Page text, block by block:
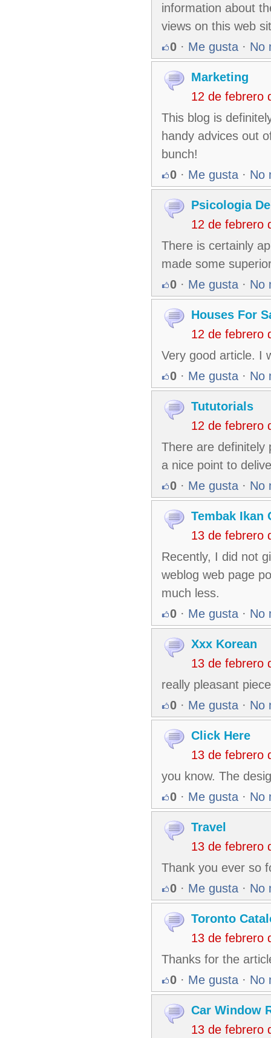
information about
views on this web
0 · Me gusta · No
Marketing
12 de febrero
This blog is
handy advices out
bunch!
0 · Me gusta · No
Psicologia
12 de febrero
There is certainly
made some
0 · Me gusta · No
Houses For
12 de febrero
Very good article. I
0 · Me gusta · No
Tututorials
12 de febrero
There are definitely
a nice point to
0 · Me gusta · No
Tembak Ikan
13 de febrero
Recently, I did not
weblog web page
much less.
0 · Me gusta · No
Xxx Korean
13 de febrero
really pleasant
0 · Me gusta · No
Click Here
13 de febrero
you know. The
0 · Me gusta · No
Travel
13 de febrero
Thank you ever so
0 · Me gusta · No
Toronto
13 de febrero
Thanks for the
0 · Me gusta · No
Car Window
13 de febrero